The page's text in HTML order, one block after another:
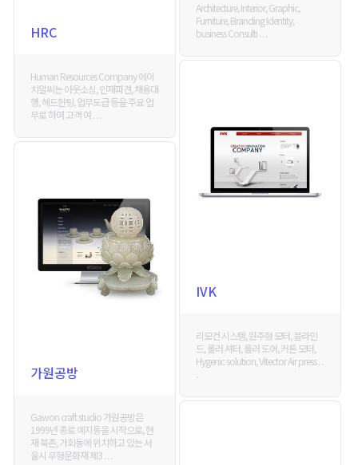
Architecture, Interior, Graphic,
Furniture, Branding Identity,
business Consulti . . .
HRC
Human Resources Company 에이
치알씨는 아웃소싱, 인재파견, 채용대
행, 헤드헌팅, 업무도급 등을 주요 업
무로 하여 고객 여 . . .
IVK
리모컨 시스템, 원주형 모터, 블라인
드, 롤러 셔터, 롤러 도어, 커튼 모터,
Hygenic solution, Vitector Air press . .
.
가원공방
Gawon craft studio 가원공방은
1999년 종로 예지동을 시작으로, 현
재 북촌, 가회동에 위치하고 있는 서
울시 무형문화재 제3 . . .